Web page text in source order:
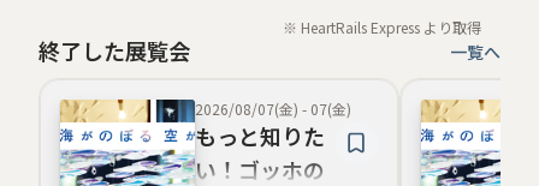
※ HeartRails Express より取得
終了した展覧会 一覧へ
2026/08/07(金) - 07(金)
もっと知りた
い！ゴッホの